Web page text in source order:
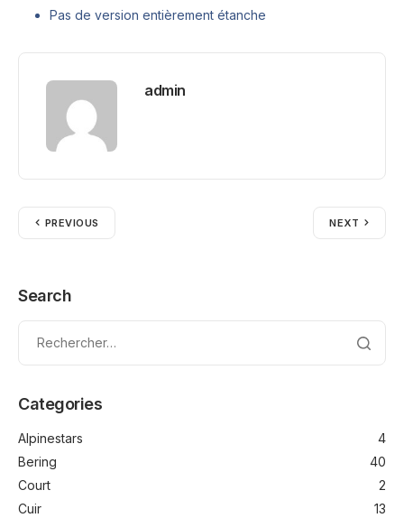
Pas de version entièrement étanche
admin
PREVIOUS NEXT
Search
Categories
Alpinestars
4
Bering
40
Court
2
Cuir
13